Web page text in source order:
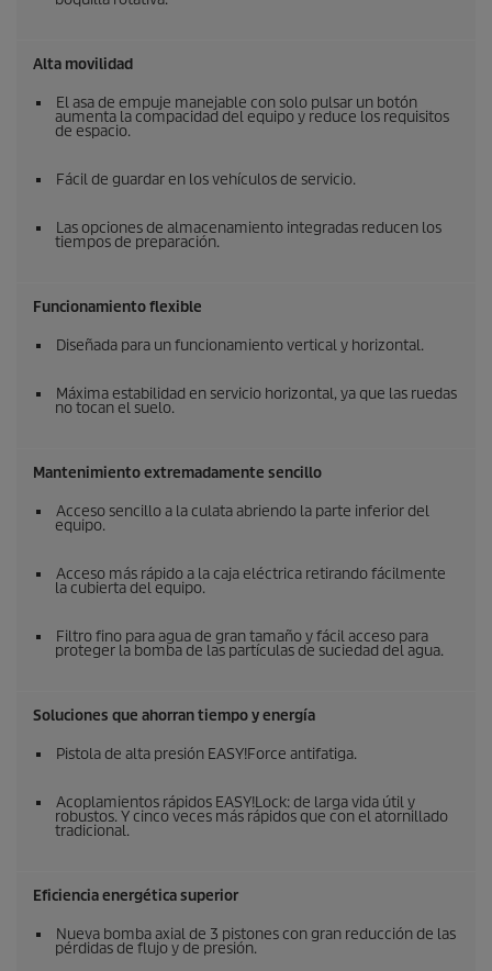
Alta movilidad
El asa de empuje manejable con solo pulsar un botón
aumenta la compacidad del equipo y reduce los requisitos
de espacio.
Fácil de guardar en los vehículos de servicio.
Las opciones de almacenamiento integradas reducen los
tiempos de preparación.
Funcionamiento flexible
Diseñada para un funcionamiento vertical y horizontal.
Máxima estabilidad en servicio horizontal, ya que las ruedas
no tocan el suelo.
Mantenimiento extremadamente sencillo
Acceso sencillo a la culata abriendo la parte inferior del
equipo.
Acceso más rápido a la caja eléctrica retirando fácilmente
la cubierta del equipo.
Filtro fino para agua de gran tamaño y fácil acceso para
proteger la bomba de las partículas de suciedad del agua.
Soluciones que ahorran tiempo y energía
Pistola de alta presión EASY!Force antifatiga.
Acoplamientos rápidos EASY!Lock: de larga vida útil y
robustos. Y cinco veces más rápidos que con el atornillado
tradicional.
Eficiencia energética superior
Nueva bomba axial de 3 pistones con gran reducción de las
pérdidas de flujo y de presión.